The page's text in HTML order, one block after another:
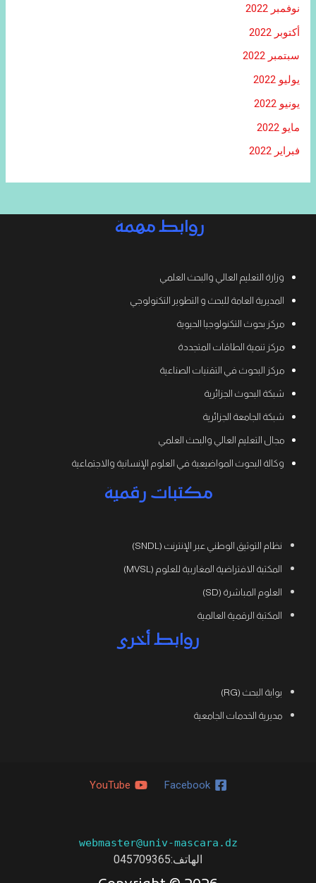
نوفمبر 2022
أكتوبر 2022
سبتمبر 2022
يوليو 2022
يونيو 2022
مايو 2022
فبراير 2022
روابط مهمة
وزارة التعليم العالي والبحث العلمي
المديرية العامة للبحث و التطوير التكنولوجي
مركز بحوث التكنولوجيا الحيوية
مركز تنمية الطاقات المتجددة
مركز البحوث في التقنيات الصناعية
شبكة البحوث الجزائرية
شبكة الجامعة الجزائرية
مجال التعليم العالي والبحث العلمي
وكالة البحوث المواضيعية في العلوم الإنسانية والاجتماعية
مكتبات رقمية
نظام التوثيق الوطني عبر الإنترنت (SNDL)
المكتبة الافتراضية المغاربية للعلوم (MVSL)
العلوم المباشرة (SD)
المكتبة الرقمية العالمية
روابط أخرى
بوابة البحث (RG)
مديرية الخدمات الجامعية
Facebook
YouTube
webmaster@univ-mascara.dz
الهاتف:045709365